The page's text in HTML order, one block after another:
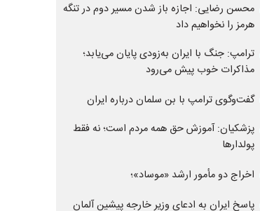
محسن رضایی: اجازه باز شدن مسیر دوم در تنگه
هرمز را نخواهیم داد
ترامپ: جنگ با ایران به‌زودی پایان می‌یابد؛
مذاکرات خوب پیش می‌رود
گفت‌وگوی ترامپ با بن سلمان درباره ایران
پزشکیان: آموزش حق همه مردم است؛ نه فقط
پولدارها
اخراج دو مأمور ارشد «موساد»؛
پاسخ ایران به ادعای وزیر خارجه پیشین آلمان